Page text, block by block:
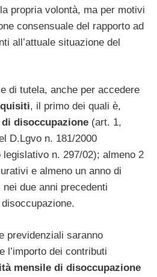
propria volontà, ma per motivi
consensuale del rapporto ad
all’attuale situazione del
di tutela, anche per accedere
, il primo dei quali è,
disoccupazione (art. 1,
D.Lgvo n. 181/2000
n. 297/02); almeno 2
e almeno un anno di
due anni precedenti
previdenziali saranno
l’importo dei contributi
mensile di disoccupazione